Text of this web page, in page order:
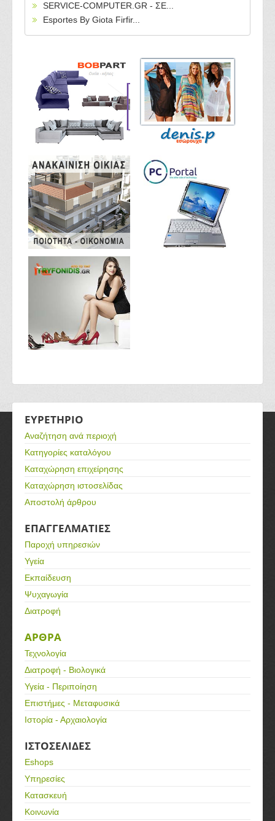
SERVICE-COMPUTER.GR - ΣΕ...
Esportes By Giota Firfir...
ΕΥΡΕΤΗΡΙΟ
Αναζήτηση ανά περιοχή
Κατηγορίες καταλόγου
Καταχώρηση επιχείρησης
Καταχώρηση ιστοσελίδας
Αποστολή άρθρου
ΕΠΑΓΓΕΛΜΑΤΙΕΣ
Παροχή υπηρεσιών
Υγεία
Εκπαίδευση
Ψυχαγωγία
Διατροφή
ΑΡΘΡΑ
Τεχνολογία
Διατροφή - Βιολογικά
Υγεία - Περιποίηση
Επιστήμες - Μεταφυσικά
Ιστορία - Αρχαιολογία
ΙΣΤΟΣΕΛΙΔΕΣ
Eshops
Υπηρεσίες
Κατασκευή
Κοινωνία